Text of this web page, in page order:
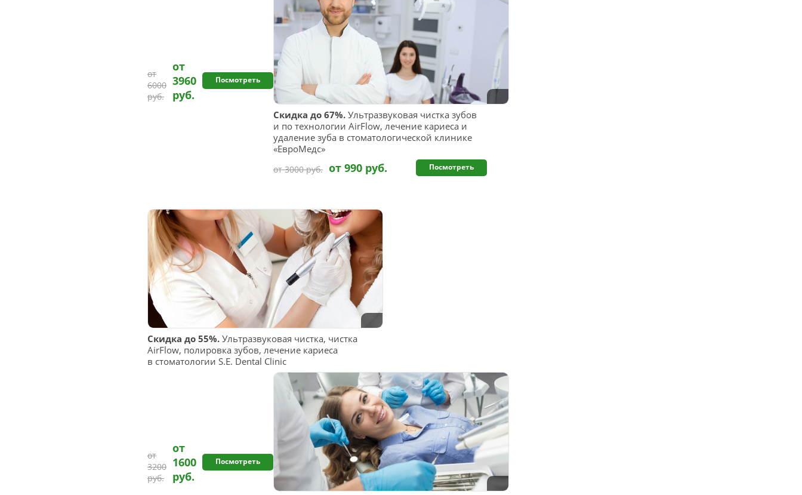
от
6000
руб.
от
3960
руб.
Посмотреть
Скидка до 67%. Ультразвуковая чистка зубов
и по технологии AirFlow, лечение кариеса и
удаление зуба в стоматологической клинике
«ЕвроМедс»
от 3000 руб. от 990 руб. Посмотреть
Скидка до 55%. Ультразвуковая чистка, чистка
AirFlow, полировка зубов, лечение кариеса
в стоматологии S.E. Dental Clinic
от
3200
руб.
от
1600
руб.
Посмотреть